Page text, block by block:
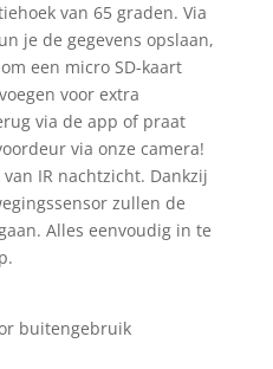
van 65 graden. Via
je de gegevens opslaan,
een micro SD-kaart
voor extra
via de app of praat
via onze camera!
IR nachtzicht. Dankzij
zullen de
Alles eenvoudig in te
buitengebruik